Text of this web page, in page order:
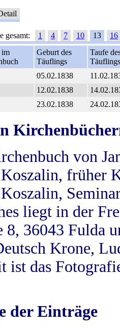
gesamt: 1 4 7 10 13
16
Geburt des
Täuflings
Taufe
Täuflings
05.02.1838
12.02.1838
23.02.1838
von
früher
liegt in der
8, 36043 Fulda
Krone,
ist das
der Einträge